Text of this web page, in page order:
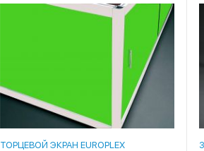
ТОРЦЕВОЙ ЭКРАН EUROPLEX